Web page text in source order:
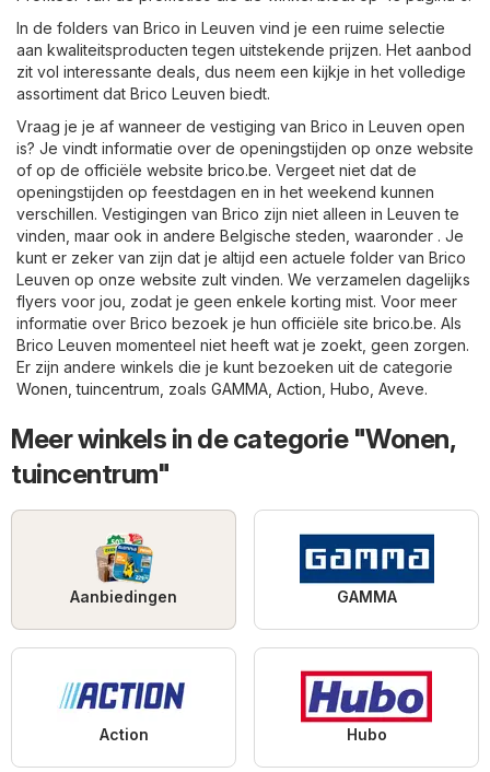
In de folders van Brico in Leuven vind je een ruime selectie
aan kwaliteitsproducten tegen uitstekende prijzen. Het aanbod
zit vol interessante deals, dus neem een kijkje in het volledige
assortiment dat Brico Leuven biedt.
Vraag je je af wanneer de vestiging van Brico in Leuven open
is? Je vindt informatie over de openingstijden op onze website
of op de officiële website brico.be. Vergeet niet dat de
openingstijden op feestdagen en in het weekend kunnen
verschillen. Vestigingen van Brico zijn niet alleen in Leuven te
vinden, maar ook in andere Belgische steden, waaronder . Je
kunt er zeker van zijn dat je altijd een actuele folder van Brico
Leuven op onze website zult vinden. We verzamelen dagelijks
flyers voor jou, zodat je geen enkele korting mist. Voor meer
informatie over Brico bezoek je hun officiële site brico.be. Als
Brico Leuven momenteel niet heeft wat je zoekt, geen zorgen.
Er zijn andere winkels die je kunt bezoeken uit de categorie
Wonen, tuincentrum , zoals GAMMA Action Hubo Aveve.
Meer winkels in de categorie "Wonen,
tuincentrum"
Aanbiedingen GAMMA
Action Hubo